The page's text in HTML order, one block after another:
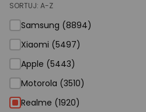
SORTUJ: A-Z
Samsung (8894)
Xiaomi (5497)
Apple (5443)
Motorola (3510)
Realme (1920)